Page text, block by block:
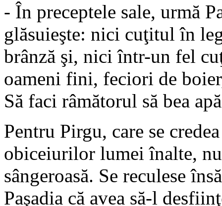
- În preceptele sale, urmă
glăsuieşte: nici cuţitul în
brânză şi, nici într-un fel
oameni fini, feciori de
Să faci râmătorul să bea
Pentru Pirgu, care se
obiceiurilor lumei înalte,
sângeroasă. Se reculese
Paşadia că avea să-l